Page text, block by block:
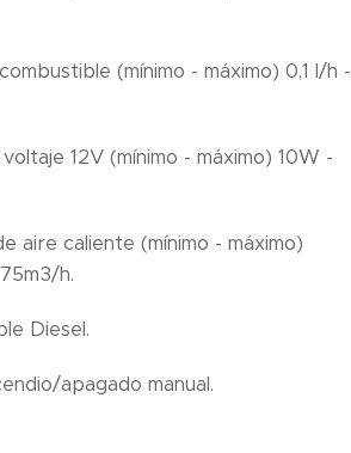
(mínimo - máximo) 0,1 l/h -
12V (mínimo - máximo) 10W -
aire caliente (mínimo - máximo)
h.
Diesel.
apagado manual.